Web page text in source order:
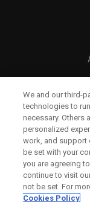
We and our third-
technologies to
necessary. Others
personalized
work, and support
be set with your
you are agreeing
continue to visit
not be set. For
Cookies Policy